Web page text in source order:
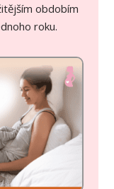
obdobím
roku.